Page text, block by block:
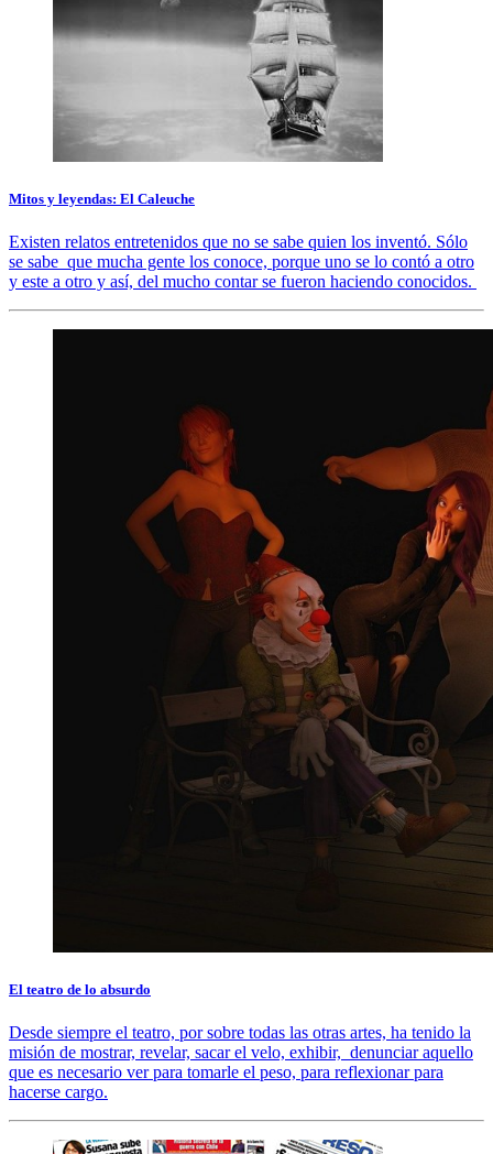
Mitos y leyendas: El Caleuche
Existen relatos entretenidos que no se sabe quien los inventó. Sólo
se sabe que mucha gente los conoce, porque uno se lo contó a otro
y este a otro y así, del mucho contar se fueron haciendo conocidos.
El teatro de lo absurdo
Desde siempre el teatro, por sobre todas las otras artes, ha tenido la
misión de mostrar, revelar, sacar el velo, exhibir, denunciar aquello
que es necesario ver para tomarle el peso, para reflexionar para
hacerse cargo.